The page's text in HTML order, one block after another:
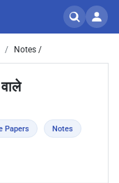
Notes /
Papers Notes